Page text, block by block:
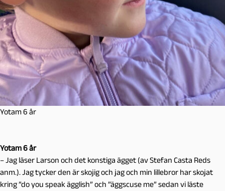
Yotam 6 år
– Jag läser Larson och det konstiga ägget (av Stefan Casta Reds
anm.). Jag tycker den är skojig och jag och min lillebror har skojat
kring ”do you speak ägglish” och ”äggscuse me” sedan vi läste
Yotam 6 år